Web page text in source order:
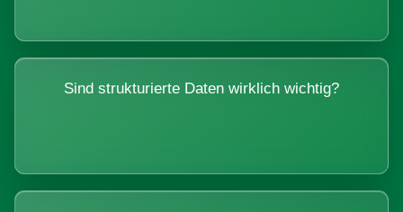
Sind strukturierte Daten wirklich wichtig?